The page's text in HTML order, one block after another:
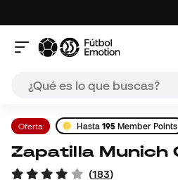
Oferta Hasta 195 Member Points
Zapatilla Munich
(183)